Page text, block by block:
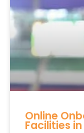
Online
Facilities